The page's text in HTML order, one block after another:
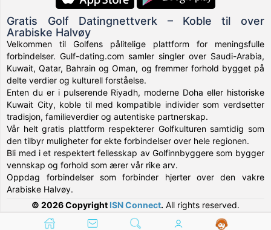
Gratis Golf Datingnettverk – Koble til over
Arabiske Halvøy
Velkommen til Golfens pålitelige plattform for meningsfulle
forbindelser. Gulf-dating.com samler singler over Saudi-Arabia,
Kuwait, Qatar, Bahrain og Oman, og fremmer forhold bygget på
delte verdier og kulturell forståelse.
Enten du er i pulserende Riyadh, moderne Doha eller historiske
Kuwait City, koble til med kompatible individer som verdsetter
tradisjon, familieverdier og autentiske partnerskap.
Vår helt gratis plattform respekterer Golfkulturen samtidig som
den tilbyr muligheter for ekte forbindelser over hele regionen.
Bli med i et respektert fellesskap av Golfinnbyggere som bygger
vennskap og forhold som ærer vår rike arv.
Oppdag forbindelser som forbinder hjerter over den vakre
Arabiske Halvøy.
© 2026 Copyright ISN Connect. All rights reserved.